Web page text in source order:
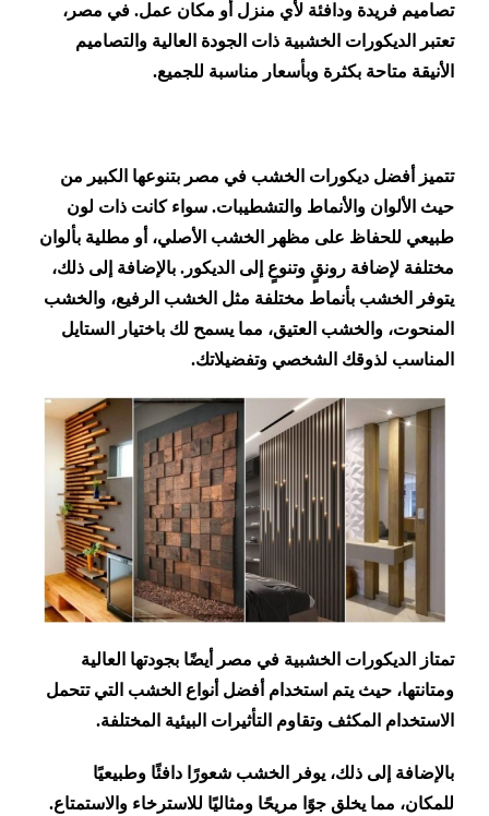
تصاميم فريدة ودافئة لأي منزل أو مكان عمل. في مصر،
تعتبر الديكورات الخشبية ذات الجودة العالية والتصاميم
الأنيقة متاحة بكثرة وبأسعار مناسبة للجميع.
تتميز أفضل ديكورات الخشب في مصر بتنوعها الكبير من
حيث الألوان والأنماط والتشطيبات. سواء كانت ذات لون
طبيعي للحفاظ على مظهر الخشب الأصلي، أو مطلية بألوان
مختلفة لإضافة رونقٍ وتنوعٍ إلى الديكور. بالإضافة إلى ذلك،
يتوفر الخشب بأنماط مختلفة مثل الخشب الرفيع، والخشب
المنحوت، والخشب العتيق، مما يسمح لك باختيار الستايل
المناسب لذوقك الشخصي وتفضيلاتك.
تمتاز الديكورات الخشبية في مصر أيضًا بجودتها العالية
ومتانتها، حيث يتم استخدام أفضل أنواع الخشب التي تتحمل
الاستخدام المكثف وتقاوم التأثيرات البيئية المختلفة.
بالإضافة إلى ذلك، يوفر الخشب شعورًا دافئًا وطبيعيًا
للمكان، مما يخلق جوًا مريحًا ومثاليًا للاسترخاء والاستمتاع.